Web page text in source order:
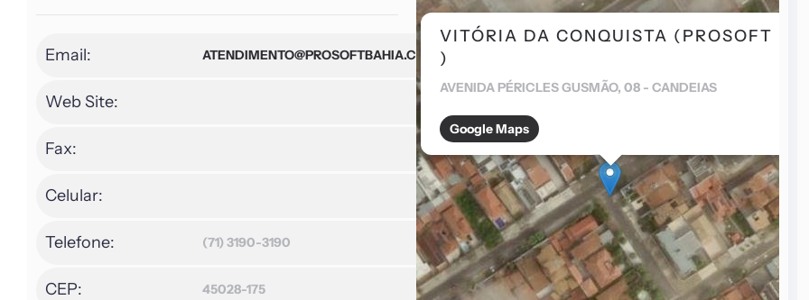
Email: ATENDIMENTO@PROSOFTBAHIA.COM
Web Site:
Fax:
Celular:
Telefone: (71) 3190-3190
CEP: 45028-175
VITÓRIA DA CONQUISTA (PROSOFT
)
AVENIDA PÉRICLES GUSMÃO, 08 - CANDEIAS
Google Maps